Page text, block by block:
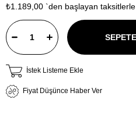
₺1.189,00 `den başlayan taksitlerle
İstek Listeme Ekle
Fiyat Düşünce Haber Ver